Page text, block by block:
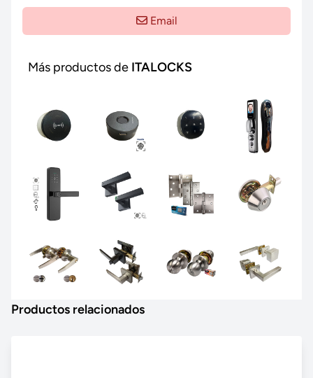
Email
Más productos de ITALOCKS
Productos relacionados